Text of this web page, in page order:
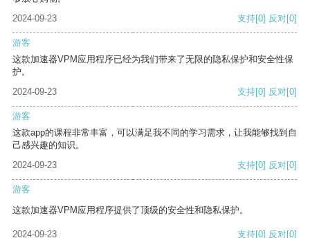
2024-09-23
支持[0] 反对[0]
游客
这款加速器VPM应用程序已经为我们带来了无限的隐私保护和安全性保
护。
2024-09-23
支持[0] 反对[0]
游客
这款app的课程非常丰富，可以满足我不同的学习需求，让我能够找到自
己感兴趣的知识。
2024-09-23
支持[0] 反对[0]
游客
这款加速器VPM应用程序提供了顶级的安全性和隐私保护。
2024-09-23 支持[0] 反对[0]